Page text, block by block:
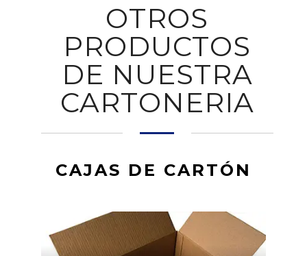
OTROS
PRODUCTOS
DE NUESTRA
CARTONERIA
CAJAS DE CARTÓN